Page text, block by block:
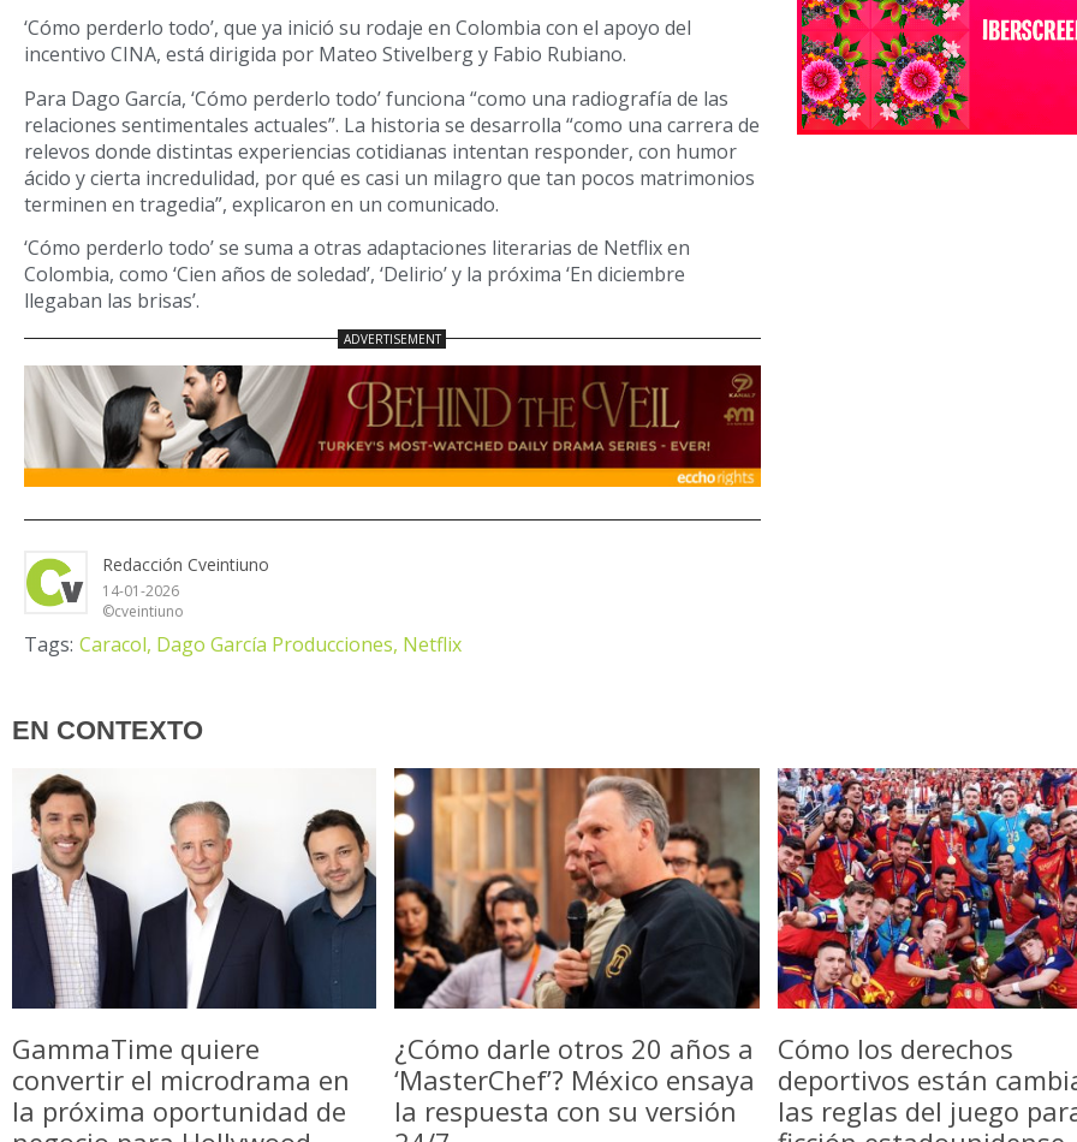
‘Cómo perderlo todo’, que ya inició su rodaje en Colombia con el apoyo del
incentivo CINA, está dirigida por Mateo Stivelberg y Fabio Rubiano.
Para Dago García, ‘Cómo perderlo todo’ funciona “como una radiografía de las
relaciones sentimentales actuales”. La historia se desarrolla “como una carrera de
relevos donde distintas experiencias cotidianas intentan responder, con humor
ácido y cierta incredulidad, por qué es casi un milagro que tan pocos matrimonios
terminen en tragedia”, explicaron en un comunicado.
‘Cómo perderlo todo’ se suma a otras adaptaciones literarias de Netflix en
Colombia, como ‘Cien años de soledad’, ‘Delirio’ y la próxima ‘En diciembre
llegaban las brisas’.
Redacción Cveintiuno
14-01-2026
©cveintiuno
Tags: Caracol, Dago García Producciones, Netflix
EN CONTEXTO
GammaTime quiere
convertir el microdrama en
la próxima oportunidad de
¿Cómo darle otros 20 años a
‘MasterChef’? México ensaya
la respuesta con su versión
Cómo los derechos
deportivos están
las reglas del juego